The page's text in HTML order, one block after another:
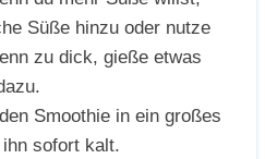
Süße hinzu oder nutze
zu dick, gieße etwas
Smoothie in ein großes
sofort kalt.